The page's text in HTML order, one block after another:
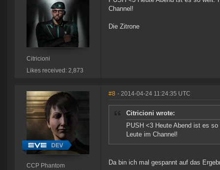
Citricioni
Likes received: 2,873
Channel!
Die Zitrone
CCP Phantom
#8 - 2014-04-24 11:24:35 UTC
Citricioni wrote:
PUSH <3 Heute Abend ist es
Leute im Channel!
Da bin ich mal gespannt auf das